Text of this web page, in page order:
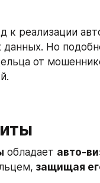
к реализации
данных. Но
от
обладает авто-
защищая